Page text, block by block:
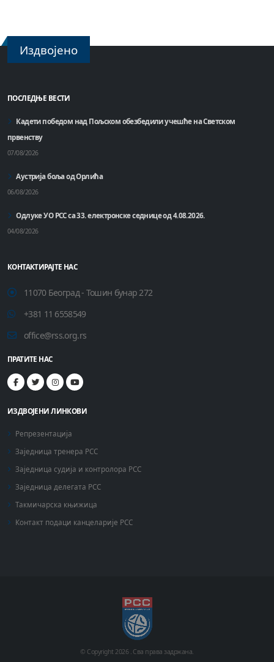
Издвојено
ПОСЛЕДЊЕ ВЕСТИ
Кадети победом над Пољском обезбедили учешће на Светском
првенству
07/08/2026
Аустрија боља од Орлића
06/08/2026
Одлуке УО РСС са 33. електронске седнице од 4.08.2026.
04/08/2026
КОНТАКТИРАЈТЕ НАС
11070 Београд - Тошин бунар 272
+381 11 6558549
office@rss.org.rs
ПРАТИТЕ НАС
ИЗДВОЈЕНИ ЛИНКОВИ
Репрезентација
Заједница тренера РСС
Заједница судија и контролора РСС
Заједница делегата РСС
Такмичарска књижица
Контакт подаци канцеларије РСС
© Copyright2026 . Сва права задржана.